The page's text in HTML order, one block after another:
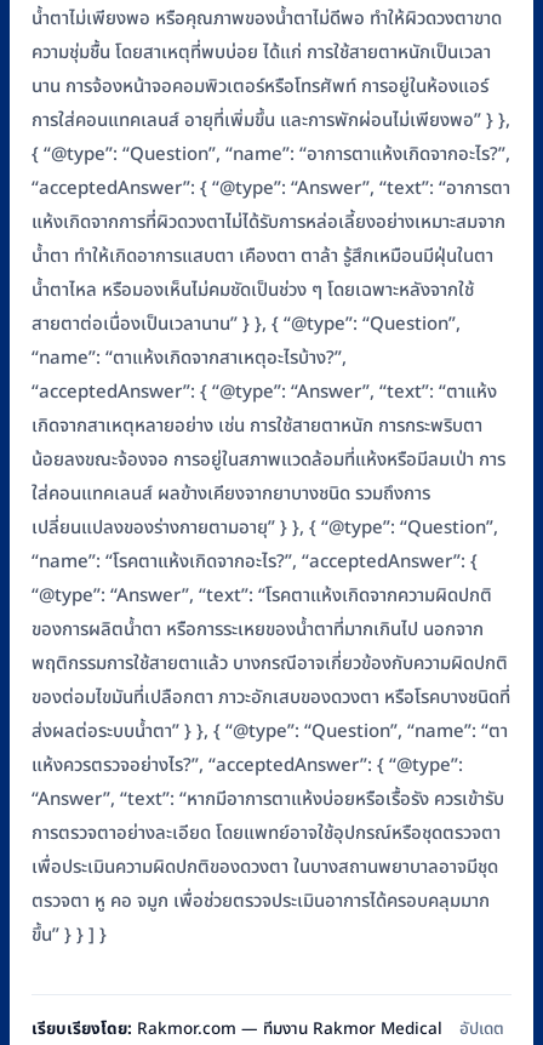
น้ำตาไม่เพียงพอ หรือคุณภาพของน้ำตาไม่ดีพอ ทำให้ผิวดวงตาขาด
ความชุ่มชื้น โดยสาเหตุที่พบบ่อย ได้แก่ การใช้สายตาหนักเป็นเวลา
นาน การจ้องหน้าจอคอมพิวเตอร์หรือโทรศัพท์ การอยู่ในห้องแอร์
การใส่คอนแทคเลนส์ อายุที่เพิ่มขึ้น และการพักผ่อนไม่เพียงพอ” } },
{ “@type”: “Question”, “name”: “อาการตาแห้งเกิดจากอะไร?”,
“acceptedAnswer”: { “@type”: “Answer”, “text”: “อาการตา
แห้งเกิดจากการที่ผิวดวงตาไม่ได้รับการหล่อเลี้ยงอย่างเหมาะสมจาก
น้ำตา ทำให้เกิดอาการแสบตา เคืองตา ตาล้า รู้สึกเหมือนมีฝุ่นในตา
น้ำตาไหล หรือมองเห็นไม่คมชัดเป็นช่วง ๆ โดยเฉพาะหลังจากใช้
สายตาต่อเนื่องเป็นเวลานาน” } }, { “@type”: “Question”,
“name”: “ตาแห้งเกิดจากสาเหตุอะไรบ้าง?”,
“acceptedAnswer”: { “@type”: “Answer”, “text”: “ตาแห้ง
เกิดจากสาเหตุหลายอย่าง เช่น การใช้สายตาหนัก การกระพริบตา
น้อยลงขณะจ้องจอ การอยู่ในสภาพแวดล้อมที่แห้งหรือมีลมเป่า การ
ใส่คอนแทคเลนส์ ผลข้างเคียงจากยาบางชนิด รวมถึงการ
เปลี่ยนแปลงของร่างกายตามอายุ” } }, { “@type”: “Question”,
“name”: “โรคตาแห้งเกิดจากอะไร?”, “acceptedAnswer”: {
“@type”: “Answer”, “text”: “โรคตาแห้งเกิดจากความผิดปกติ
ของการผลิตน้ำตา หรือการระเหยของน้ำตาที่มากเกินไป นอกจาก
พฤติกรรมการใช้สายตาแล้ว บางกรณีอาจเกี่ยวข้องกับความผิดปกติ
ของต่อมไขมันที่เปลือกตา ภาวะอักเสบของดวงตา หรือโรคบางชนิดที่
ส่งผลต่อระบบน้ำตา” } }, { “@type”: “Question”, “name”: “ตา
แห้งควรตรวจอย่างไร?”, “acceptedAnswer”: { “@type”:
“Answer”, “text”: “หากมีอาการตาแห้งบ่อยหรือเรื้อรัง ควรเข้ารับ
การตรวจตาอย่างละเอียด โดยแพทย์อาจใช้อุปกรณ์หรือชุดตรวจตา
เพื่อประเมินความผิดปกติของดวงตา ในบางสถานพยาบาลอาจมีชุด
ตรวจตา หู คอ จมูก เพื่อช่วยตรวจประเมินอาการได้ครอบคลุมมาก
ขึ้น” } } ] }
เรียบเรียงโดย: Rakmor.com — ทีมงาน Rakmor Medical
อัปเดต